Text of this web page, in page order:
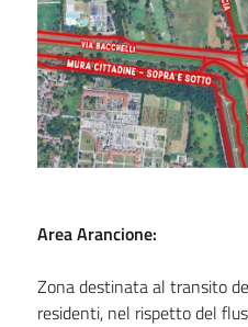
Area Arancione:
Zona destinata al transito
residenti, nel rispetto del